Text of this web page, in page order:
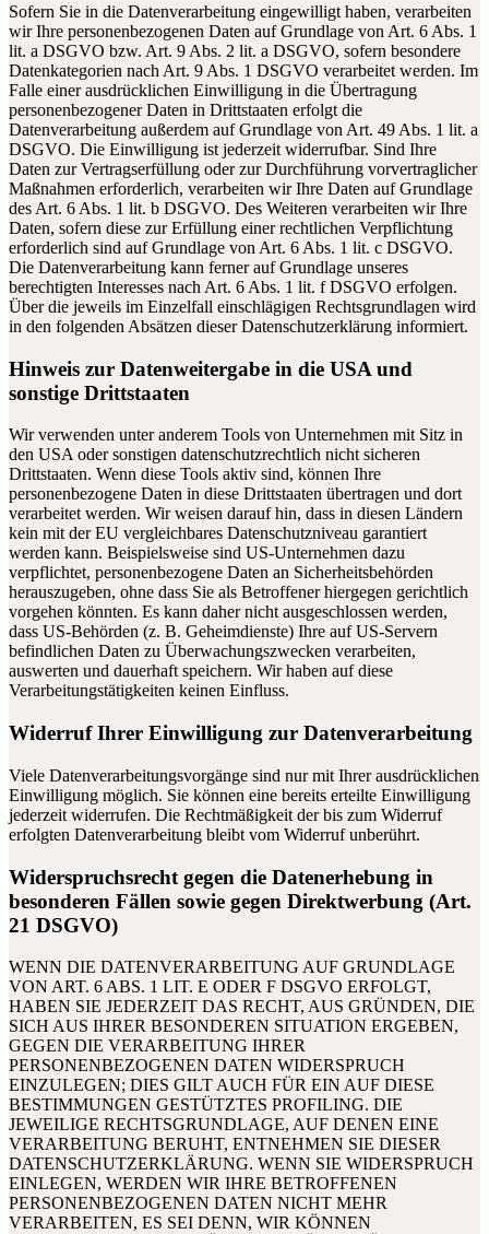
Sofern Sie in die Datenverarbeitung eingewilligt haben, verarbeiten
wir Ihre personenbezogenen Daten auf Grundlage von Art. 6 Abs. 1
lit. a DSGVO bzw. Art. 9 Abs. 2 lit. a DSGVO, sofern besondere
Datenkategorien nach Art. 9 Abs. 1 DSGVO verarbeitet werden. Im
Falle einer ausdrücklichen Einwilligung in die Übertragung
personenbezogener Daten in Drittstaaten erfolgt die
Datenverarbeitung außerdem auf Grundlage von Art. 49 Abs. 1 lit. a
DSGVO. Die Einwilligung ist jederzeit widerrufbar. Sind Ihre
Daten zur Vertragserfüllung oder zur Durchführung vorvertraglicher
Maßnahmen erforderlich, verarbeiten wir Ihre Daten auf Grundlage
des Art. 6 Abs. 1 lit. b DSGVO. Des Weiteren verarbeiten wir Ihre
Daten, sofern diese zur Erfüllung einer rechtlichen Verpflichtung
erforderlich sind auf Grundlage von Art. 6 Abs. 1 lit. c DSGVO.
Die Datenverarbeitung kann ferner auf Grundlage unseres
berechtigten Interesses nach Art. 6 Abs. 1 lit. f DSGVO erfolgen.
Über die jeweils im Einzelfall einschlägigen Rechtsgrundlagen wird
in den folgenden Absätzen dieser Datenschutzerklärung informiert.
Hinweis zur Datenweitergabe in die USA und
sonstige Drittstaaten
Wir verwenden unter anderem Tools von Unternehmen mit Sitz in
den USA oder sonstigen datenschutzrechtlich nicht sicheren
Drittstaaten. Wenn diese Tools aktiv sind, können Ihre
personenbezogene Daten in diese Drittstaaten übertragen und dort
verarbeitet werden. Wir weisen darauf hin, dass in diesen Ländern
kein mit der EU vergleichbares Datenschutzniveau garantiert
werden kann. Beispielsweise sind US-Unternehmen dazu
verpflichtet, personenbezogene Daten an Sicherheitsbehörden
herauszugeben, ohne dass Sie als Betroffener hiergegen gerichtlich
vorgehen könnten. Es kann daher nicht ausgeschlossen werden,
dass US-Behörden (z. B. Geheimdienste) Ihre auf US-Servern
befindlichen Daten zu Überwachungszwecken verarbeiten,
auswerten und dauerhaft speichern. Wir haben auf diese
Verarbeitungstätigkeiten keinen Einfluss.
Widerruf Ihrer Einwilligung zur Datenverarbeitung
Viele Datenverarbeitungsvorgänge sind nur mit Ihrer ausdrücklichen
Einwilligung möglich. Sie können eine bereits erteilte Einwilligung
jederzeit widerrufen. Die Rechtmäßigkeit der bis zum Widerruf
erfolgten Datenverarbeitung bleibt vom Widerruf unberührt.
Widerspruchsrecht gegen die Datenerhebung in
besonderen Fällen sowie gegen Direktwerbung (Art.
21 DSGVO)
WENN DIE DATENVERARBEITUNG AUF GRUNDLAGE
VON ART. 6 ABS. 1 LIT. E ODER F DSGVO ERFOLGT,
HABEN SIE JEDERZEIT DAS RECHT, AUS GRÜNDEN, DIE
SICH AUS IHRER BESONDEREN SITUATION ERGEBEN,
GEGEN DIE VERARBEITUNG IHRER
PERSONENBEZOGENEN DATEN WIDERSPRUCH
EINZULEGEN; DIES GILT AUCH FÜR EIN AUF DIESE
BESTIMMUNGEN GESTÜTZTES PROFILING. DIE
JEWEILIGE RECHTSGRUNDLAGE, AUF DENEN EINE
VERARBEITUNG BERUHT, ENTNEHMEN SIE DIESER
DATENSCHUTZERKLÄRUNG. WENN SIE WIDERSPRUCH
EINLEGEN, WERDEN WIR IHRE BETROFFENEN
PERSONENBEZOGENEN DATEN NICHT MEHR
VERARBEITEN, ES SEI DENN, WIR KÖNNEN